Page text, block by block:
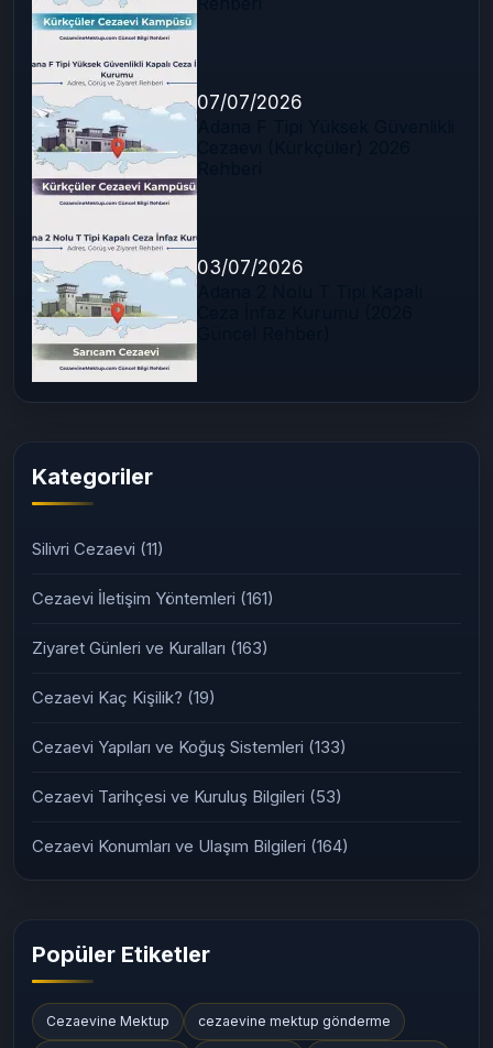
07/07/2026
03/07/2026
Kategoriler
Silivri Cezaevi (11)
Cezaevi İletişim Yöntemleri (161)
Ziyaret Günleri ve Kuralları (163)
Cezaevi Kaç Kişilik? (19)
Cezaevi Yapıları ve Koğuş Sistemleri (133)
Cezaevi Tarihçesi ve Kuruluş Bilgileri (53)
Cezaevi Konumları ve Ulaşım Bilgileri (164)
Popüler Etiketler
Cezaevine Mektup cezaevine mektup gönderme